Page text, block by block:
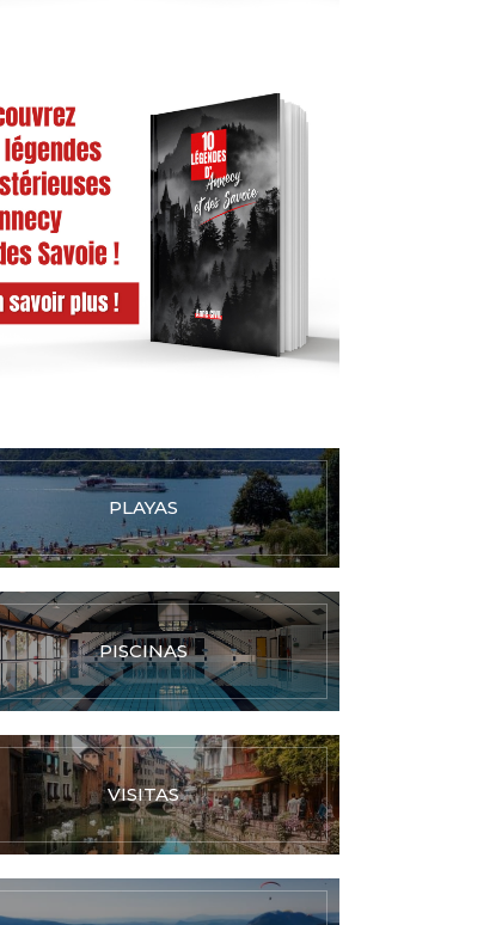
PLAYAS
PISCINAS
VISITAS